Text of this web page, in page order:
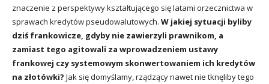
znaczenie z perspektywy kształtującego się latami orzecznictwa w
sprawach kredytów pseudowalutowych. W jakiej sytuacji byliby
dziś frankowicze, gdyby nie zawierzyli prawnikom, a
zamiast tego agitowali za wprowadzeniem ustawy
frankowej czy systemowym skonwertowaniem ich kredytów
na złotówki? Jak się domyślamy, rządzący nawet nie tknęliby tego